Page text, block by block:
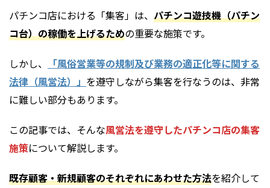
パチンコ店における「集客」は、 パチンコ遊技機（パチン
コ台）の稼働を上げるための重要な施策です。
しかし、
「風俗営業等の規制及び業務の適正化等に関する
法律（風営法）」 を遵守しながら集客を行なうのは、非常
に難しい部分もあります。
この記事では、そんな風営法を遵守したパチンコ店の集客
施策について解説します。
既存顧客・新規顧客のそれぞれにあわせた方法を紹介して